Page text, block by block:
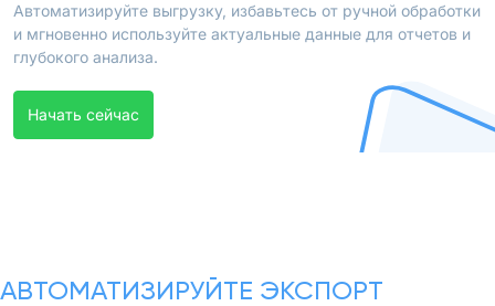
Автоматизируйте выгрузку, избавьтесь от ручной обработки
и мгновенно используйте актуальные данные для отчетов и
глубокого анализа.
Начать сейчас
АВТОМАТИЗИРУЙТЕ ЭКСПОРТ